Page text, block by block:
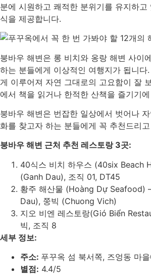
분에 시원하고 쾌적한 분위기를 유지하
식을 제공합니다.
붕바우 해변은 롱 비치와 옹랑 해변 사이
하는 분들에게 이상적인 여행지가 됩니다
게 이루어져 자연 그대로의 고요함이 잘
에서 책을 읽거나 한적한 산책을 즐기기
붕바우 해변은 번잡한 일상에서 벗어나
화를 찾고자 하는 분들에게 꼭 추천드리
붕바우 해변 근처 추천 레스토랑 3곳:
40식스 비치 하우스 (40six Beach
(Ganh Dau), 조직 01, DT45
황주 해산물 (Hoàng Dự Seafood)
Dau), 쭝빅 (Chuong Vich)
지오 비엔 레스토랑(Gió Biển
빅, 조직 8
세부 정보:
주소: 푸꾸옥 섬 북서쪽, 즈엉동 마
별점: 4.4/5